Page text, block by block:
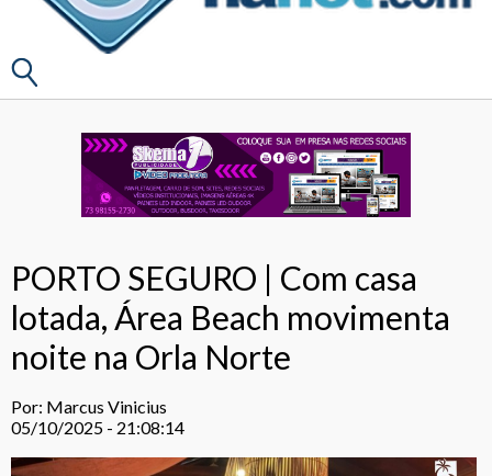
PORTO SEGURO | Com casa
lotada, Área Beach movimenta
noite na Orla Norte
Por: Marcus Vinicius
05/10/2025 - 21:08:14